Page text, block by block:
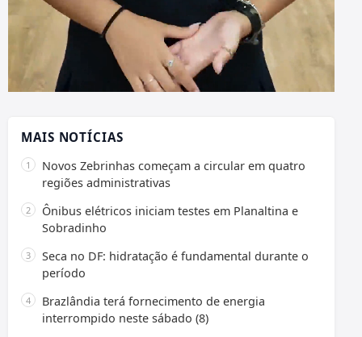
MAIS NOTÍCIAS
Novos Zebrinhas começam a circular em quatro
regiões administrativas
Ônibus elétricos iniciam testes em Planaltina e
Sobradinho
Seca no DF: hidratação é fundamental durante o
período
Brazlândia terá fornecimento de energia
interrompido neste sábado (8)